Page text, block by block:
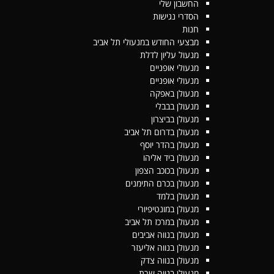
החשבון שלי
הסדרי נגישות
חנות
מבצעי החודש במנעולי תל אביב
מנעול עליון לדלת
מנעולי אופניים
מנעולי אופניים
מנעולן באפקה
מנעולן בבבלי
מנעולן בביצרון
מנעולן בדרום תל אביב
מנעולן בהדר יוסף
מנעולן ביד אליהו
מנעולן בכוכב הצפון
מנעולן בכרם התימנים
מנעולן בלמד
מנעולן במונטיפיורי
מנעולן במרכז תל אביב
מנעולן בנווה אביבים
מנעולן בנווה אליעזר
מנעולן בנווה צדק